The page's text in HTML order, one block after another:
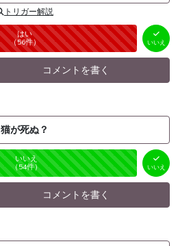
トリガー解説
はい
（56件） 未投票
いいえ
（ 0件）
いいえ
コメントを書く
猫が死ぬ？
いいえ
（54件） いいえ
コメントを書く